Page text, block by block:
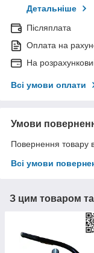
Детальніше
Післяплата
Оплата на
На
Всі умови оплати
Умови
Повернення товару
Всі умови
З цим товаром